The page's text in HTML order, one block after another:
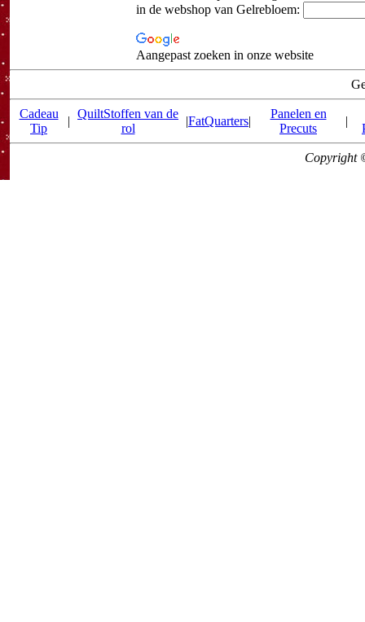
in de webshop van Gelrebloem:
Aangepast zoeken in onze website
Cadeau
Tip
|
QuiltStoffen van de
rol
|FatQuarters|
Panelen en
Precuts
|
Copyright